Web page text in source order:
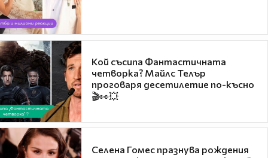
Кой съсипа Фантастичната
четворка? Майлс Телър
проговаря десетилетие по-късно
🎬👀💥
Селена Гомес празнува рождения